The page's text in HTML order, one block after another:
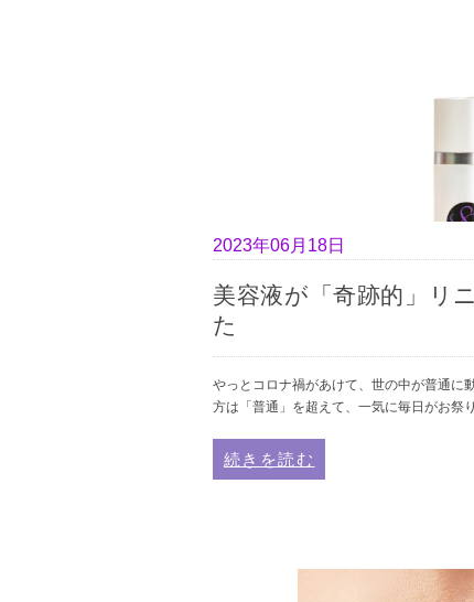
2023年06月18日
美容液が「奇跡的」リ
た
やっとコロナ禍があけて、世の中が普通に
方は「普通」を超えて、一気に毎日がお祭
続きを読む